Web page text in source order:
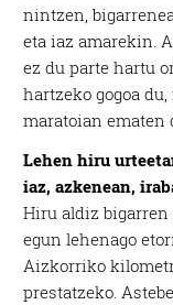
nintzen,
eta iaz amarekin.
ez du parte hartu
hartzeko gogoa
maratoian ematen
Lehen hiru
iaz, azkenean,
Hiru aldiz
egun lehenago
Aizkorriko
prestatzeko.